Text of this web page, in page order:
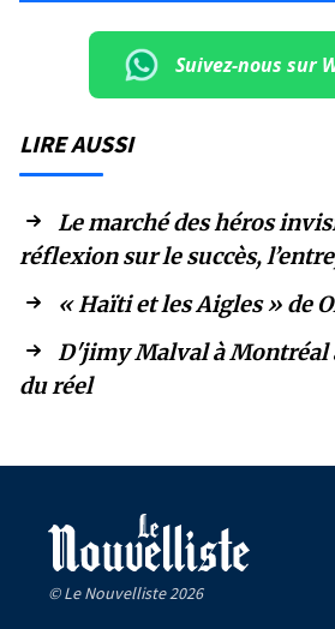
Suivez-nous sur
LIRE AUSSI
Le marché des héros
réflexion sur le succès,
« Haïti et les Aigles » de
D'jimy Malval à Montréal
du réel
© Le Nouvelliste 2026